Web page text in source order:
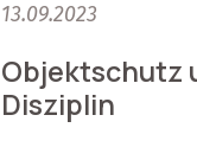
13.09.2023
Objektschutz
Disziplin